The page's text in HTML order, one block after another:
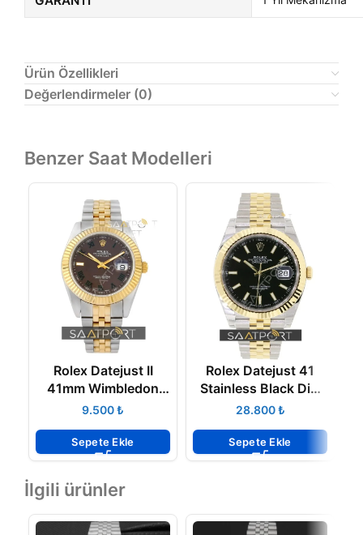
Ürün Özellikleri
Değerlendirmeler (0)
Benzer Saat Modelleri
Rolex Datejust II
41mm Wimbledon
116333 Collection
₺
Sepete Ekle
Rolex Datejust 41
Stainless Black Dial
Jubilee Bracelet
₺
Sepete Ekle
İlgili ürünler